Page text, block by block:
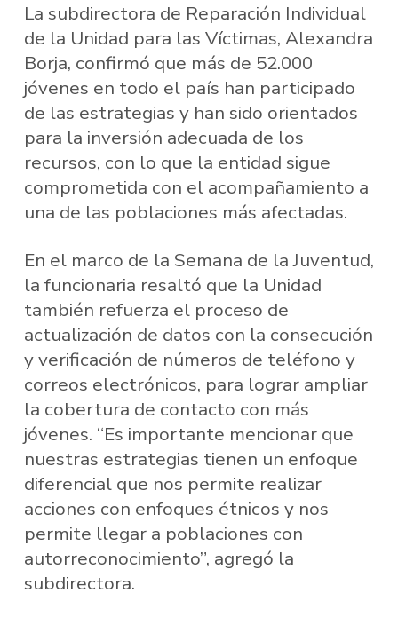
La subdirectora de Reparación Individual
de la Unidad para las Víctimas, Alexandra
Borja, confirmó que más de 52.000
jóvenes en todo el país han participado
de las estrategias y han sido orientados
para la inversión adecuada de los
recursos, con lo que la entidad sigue
comprometida con el acompañamiento a
una de las poblaciones más afectadas.
En el marco de la Semana de la Juventud,
la funcionaria resaltó que la Unidad
también refuerza el proceso de
actualización de datos con la consecución
y verificación de números de teléfono y
correos electrónicos, para lograr ampliar
la cobertura de contacto con más
jóvenes. “Es importante mencionar que
nuestras estrategias tienen un enfoque
diferencial que nos permite realizar
acciones con enfoques étnicos y nos
permite llegar a poblaciones con
autorreconocimiento”, agregó la
subdirectora.